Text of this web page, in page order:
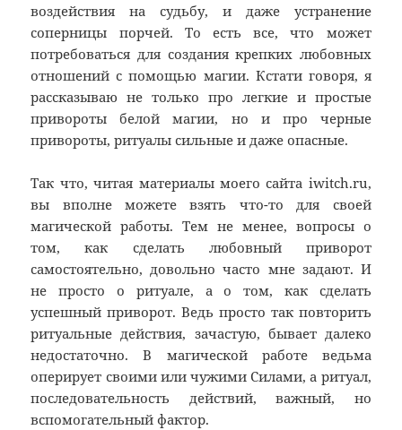
воздействия на судьбу, и даже устранение
соперницы порчей. То есть все, что может
потребоваться для создания крепких любовных
отношений с помощью магии. Кстати говоря, я
рассказываю не только про легкие и простые
привороты белой магии, но и про черные
привороты, ритуалы сильные и даже опасные.
Так что, читая материалы моего сайта iwitch.ru,
вы вполне можете взять что-то для своей
магической работы. Тем не менее, вопросы о
том, как сделать любовный приворот
самостоятельно, довольно часто мне задают. И
не просто о ритуале, а о том, как сделать
успешный приворот. Ведь просто так повторить
ритуальные действия, зачастую, бывает далеко
недостаточно. В магической работе ведьма
оперирует своими или чужими Силами, а ритуал,
последовательность действий, важный, но
вспомогательный фактор.